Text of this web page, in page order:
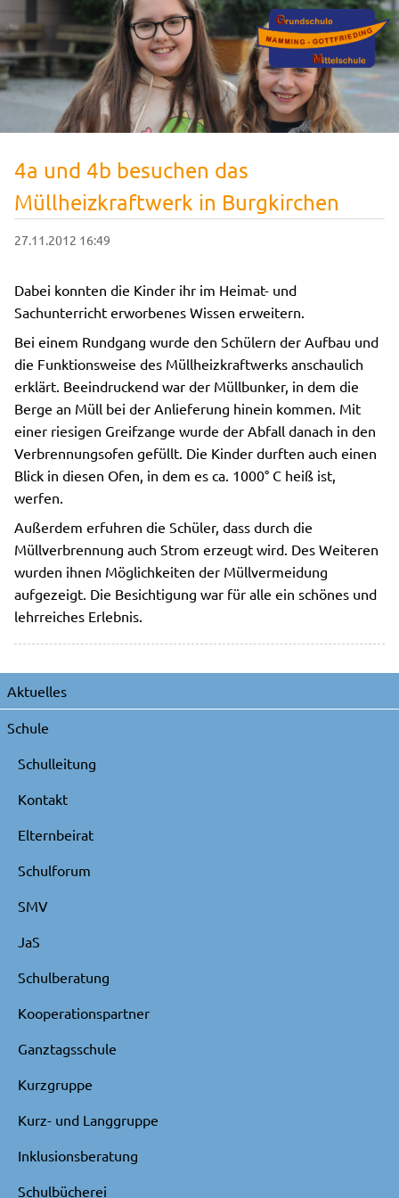
4a und 4b besuchen das
Müllheizkraftwerk in Burgkirchen
27.11.2012 16:49
Dabei konnten die Kinder ihr im Heimat- und
Sachunterricht erworbenes Wissen erweitern.
Bei einem Rundgang wurde den Schülern der Aufbau und
die Funktionsweise des Müllheizkraftwerks anschaulich
erklärt. Beeindruckend war der Müllbunker, in dem die
Berge an Müll bei der Anlieferung hinein kommen. Mit
einer riesigen Greifzange wurde der Abfall danach in den
Verbrennungsofen gefüllt. Die Kinder durften auch einen
Blick in diesen Ofen, in dem es ca. 1000° C heiß ist,
werfen.
Außerdem erfuhren die Schüler, dass durch die
Müllverbrennung auch Strom erzeugt wird. Des Weiteren
wurden ihnen Möglichkeiten der Müllvermeidung
aufgezeigt. Die Besichtigung war für alle ein schönes und
lehrreiches Erlebnis.
Navigation
Aktuelles
Schule
Schulleitung
Kontakt
Elternbeirat
Schulforum
SMV
JaS
Schulberatung
Kooperationspartner
Ganztagsschule
Kurzgruppe
Kurz- und Langgruppe
Inklusionsberatung
Schulbücherei